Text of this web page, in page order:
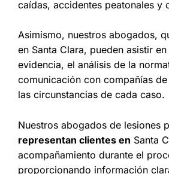
caídas, accidentes peatonales y
Asimismo, nuestros abogados,
en Santa Clara, pueden asistir
evidencia, el análisis de la
comunicación con compañías
las circunstancias de cada caso.
Nuestros abogados de lesiones
representan clientes en Santa
acompañamiento durante el
proporcionando información